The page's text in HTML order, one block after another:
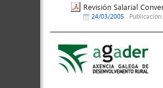
Revisión Salarial
24/03/2005